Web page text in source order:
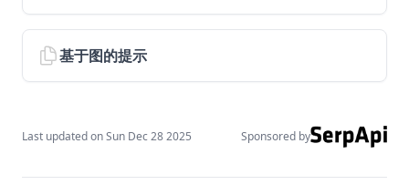
courses
guides
Optimizing Prompts
Reasoning LLMs
4o Image Generation
基于图的提示
Last updated onSun Dec 28 2025 Sponsored by